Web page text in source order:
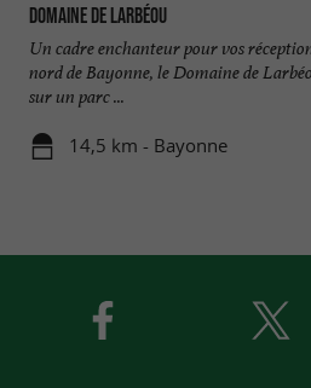
Domaine de Larbéou
Un cadre enchanteur pour vos
nord de Bayonne, le Domaine de
sur un parc ...
14,5 km - Bayonne